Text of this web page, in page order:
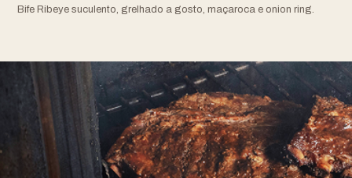
Bife Ribeye suculento, grelhado a gosto, maçaroca e onion ring.